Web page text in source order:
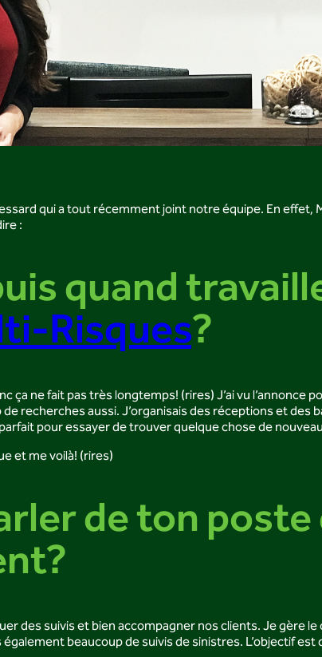
qui a tout récemment joint notre équipe. En
:
quand
Risques?
ça ne fait pas très longtemps! (rires) J’ai vu
recherches aussi. J’organisais des réceptions et des
pour essayer de trouver quelque chose de
et me voilà! (rires)
de ton poste
des suivis et bien accompagner nos clients. Je gère
beaucoup de suivis de sinistres. L’objectif